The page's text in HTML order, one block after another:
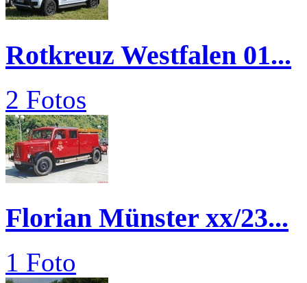
Rotkreuz Westfalen 01...
2 Fotos
Florian Münster xx/23...
1 Foto